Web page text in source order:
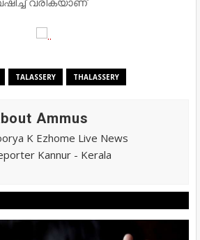
TALASSERY THALASSERY
Ammus
K Ezhome Live News
Kannur - Kerala